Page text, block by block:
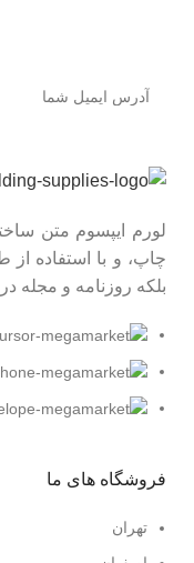
لورم ایپسوم متن
چاپ، و با استفاده
بلکه روزنامه و مجله
فروشگاه های ما
تهران